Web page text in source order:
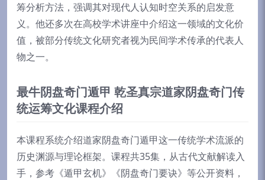
筹分析方法，强调其对现代人认知时空关系的启发意
义。他还多次在高校学术讲座中介绍这一领域的文化价
值，被部分传统文化研究者视为民间学术传承的代表人
物之一。
最牛阴盘奇门遁甲 乾圣真宗道家阴盘奇门传
统运筹文化课程介绍
本课程系统介绍道家阴盘奇门遁甲这一传统学术流派的
历史渊源与理论框架。课程共35集，从古代文献解读入
手，参考《遁甲玄机》《阴盘奇门要诀》等公开资料，